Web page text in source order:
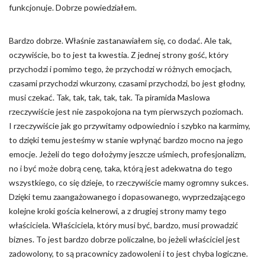
funkcjonuje. Dobrze powiedziałem.
Bardzo dobrze. Właśnie zastanawiałem się, co dodać. Ale tak,
oczywiście, bo to jest ta kwestia. Z jednej strony gość, który
przychodzi i pomimo tego, że przychodzi w różnych emocjach,
czasami przychodzi wkurzony, czasami przychodzi, bo jest głodny,
musi czekać. Tak, tak, tak, tak, tak. Ta piramida Maslowa
rzeczywiście jest nie zaspokojona na tym pierwszych poziomach.
I rzeczywiście jak go przywitamy odpowiednio i szybko na karmimy,
to dzięki temu jesteśmy w stanie wpłynąć bardzo mocno na jego
emocje. Jeżeli do tego dołożymy jeszcze uśmiech, profesjonalizm,
no i być może dobrą cenę, taka, którą jest adekwatna do tego
wszystkiego, co się dzieje, to rzeczywiście mamy ogromny sukces.
Dzięki temu zaangażowanego i dopasowanego, wyprzedzającego
kolejne kroki gościa kelnerowi, a z drugiej strony mamy tego
właściciela. Właściciela, który musi być, bardzo, musi prowadzić
biznes. To jest bardzo dobrze policzalne, bo jeżeli właściciel jest
zadowolony, to są pracownicy zadowoleni i to jest chyba logiczne.